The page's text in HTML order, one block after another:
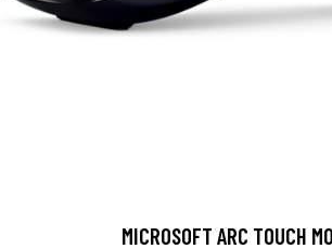
MICROSOFT ARC TOUCH